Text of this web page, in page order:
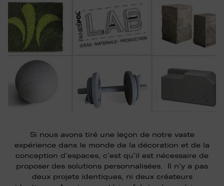
Si nous avons tiré une leçon de notre vaste
expérience dans le monde de la décoration et de la
conception d’espaces, c’est qu’il est nécessaire de
proposer des solutions personnalisées. Il n’y a pas
deux projets identiques, ni deux créateurs